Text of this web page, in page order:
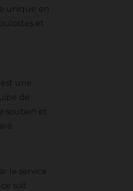
unique en
et
une
de
soutien et
le service
soit